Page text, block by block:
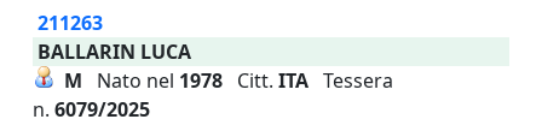
211263
BALLARIN LUCA
M Nato nel 1978 Citt. ITA Tessera
n. 6079/2025